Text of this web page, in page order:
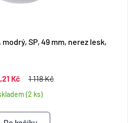
SP, 49 mm, nerez lesk,
Kč 1 118 Kč
(2 ks)